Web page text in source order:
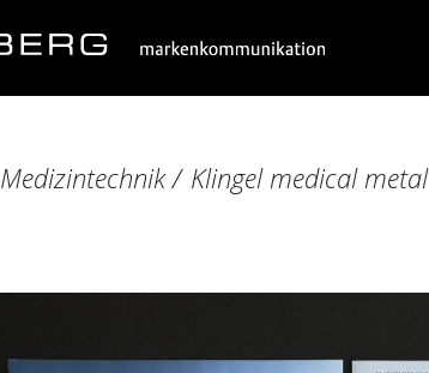
Medizintechnik/ Klingel medical metal